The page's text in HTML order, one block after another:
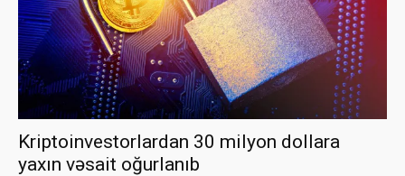
Kriptoinvestorlardan 30 milyon dollara
yaxın vəsait oğurlanıb